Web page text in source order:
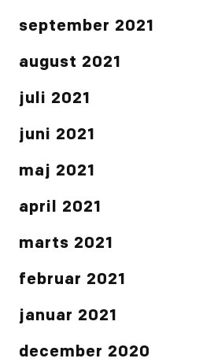
september 2021
august 2021
juli 2021
juni 2021
maj 2021
april 2021
marts 2021
februar 2021
januar 2021
december 2020